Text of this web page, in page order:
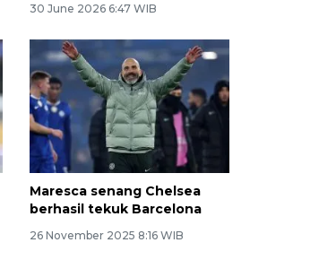
30 June 2026 6:47 WIB
Maresca senang Chelsea
berhasil tekuk Barcelona
26 November 2025 8:16 WIB